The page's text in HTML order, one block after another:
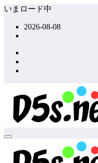
コ
いまロード中
2026-08-08